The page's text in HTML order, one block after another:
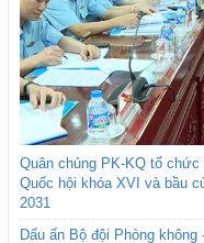
Quân chủng PK-KQ tổ
Quốc hội khóa XVI và bầu
2031
Dấu ấn Bộ đội Phòng